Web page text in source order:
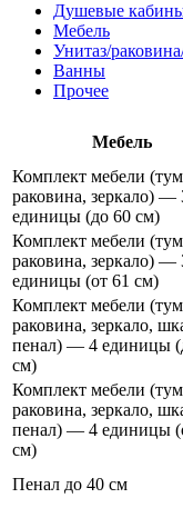
Душевые
Мебель
Унитаз/
Ванны
Прочее
Мебель
Комплект мебели
раковина, зеркало) —
единицы (до 60 см)
Комплект мебели
раковина, зеркало) —
единицы (от 61 см)
Комплект мебели
раковина, зеркало,
пенал) — 4 единицы
см)
Комплект мебели
раковина, зеркало,
пенал) — 4 единицы
см)
Пенал до 40 см